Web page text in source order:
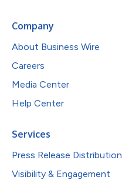
Company
About Business Wire
Careers
Media Center
Help Center
Services
Press Release Distribution
Visibility & Engagement